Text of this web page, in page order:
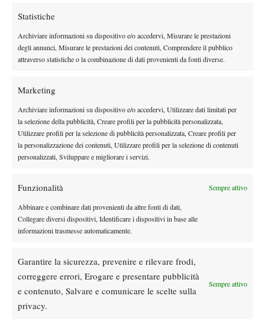
Statistiche
Archiviare informazioni su dispositivo e/o accedervi, Misurare le prestazioni
degli annunci, Misurare le prestazioni dei contenuti, Comprendere il pubblico
attraverso statistiche o la combinazione di dati provenienti da fonti diverse.
Marketing
Archiviare informazioni su dispositivo e/o accedervi, Utilizzare dati limitati per
la selezione della pubblicità, Creare profili per la pubblicità personalizzata,
Utilizzare profili per la selezione di pubblicità personalizzata, Creare profili per
la personalizzazione dei contenuti, Utilizzare profili per la selezione di contenuti
personalizzati, Sviluppare e migliorare i servizi.
Funzionalità Sempre attivo
Abbinare e combinare dati provenienti da altre fonti di dati,
Collegare diversi dispositivi, Identificare i dispositivi in base alle
informazioni trasmesse automaticamente.
Garantire la sicurezza, prevenire e rilevare frodi,
correggere errori, Erogare e presentare pubblicità
e contenuto, Salvare e comunicare le scelte sulla
privacy.
Sempre attivo
Monfils sfida il tempo: a quasi 40 anni entra
nella storia dell’Open del Canada
orari e ordine di gioco di martedì 4 agosto
con Cobolli in campo
Atp News
Masters 1000 Montreal 2026, Berrettini si
SOCIAL